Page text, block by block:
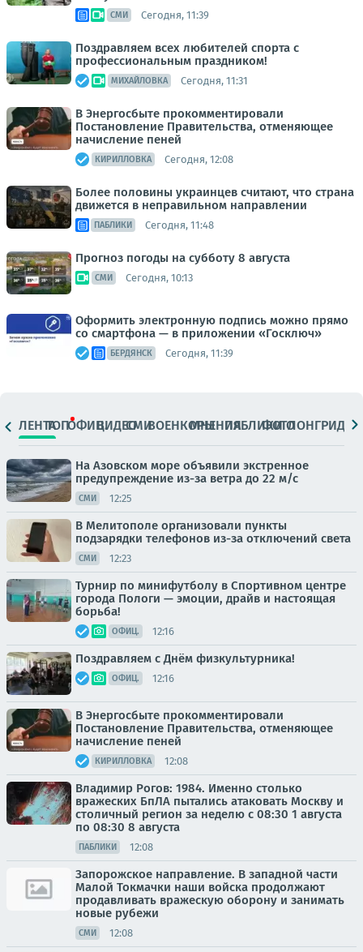
СМИ Сегодня, 11:39
Поздравляем всех любителей спорта с
профессиональным праздником!
МИХАЙЛОВКА Сегодня, 11:31
В Энергосбыте прокомментировали
Постановление Правительства, отменяющее
начисление пеней
КИРИЛЛОВКА Сегодня, 12:08
Более половины украинцев считают, что страна
движется в неправильном направлении
ПАБЛИКИ Сегодня, 11:48
Прогноз погоды на субботу 8 августа
СМИ Сегодня, 10:13
Оформить электронную подпись можно прямо
со смартфона — в приложении «Госключ»
БЕРДЯНСК Сегодня, 11:39
ЛЕНТАТОПОФИЦ.ВИДЕОСМИВОЕНКОРЫМНЕНИЯПАБЛИКИ
ФОТОЛОНГРИДЫ
На Азовском море объявили экстренное
предупреждение из-за ветра до 22 м/с
СМИ 12:25
В Мелитополе организовали пункты
подзарядки телефонов из-за отключений света
СМИ 12:23
Турнир по минифутболу в Спортивном центре
города Пологи — эмоции, драйв и настоящая
борьба!
ОФИЦ. 12:16
Поздравляем с Днём физкультурника!
ОФИЦ. 12:16
В Энергосбыте прокомментировали
Постановление Правительства, отменяющее
начисление пеней
КИРИЛЛОВКА 12:08
Владимир Рогов: 1984. Именно столько
вражеских БпЛА пытались атаковать Москву и
столичный регион за неделю с 08:30 1 августа
по 08:30 8 августа
ПАБЛИКИ 12:08
Запорожское направление. В западной части
Малой Токмачки наши войска продолжают
продавливать вражескую оборону и занимать
новые рубежи
СМИ 12:08